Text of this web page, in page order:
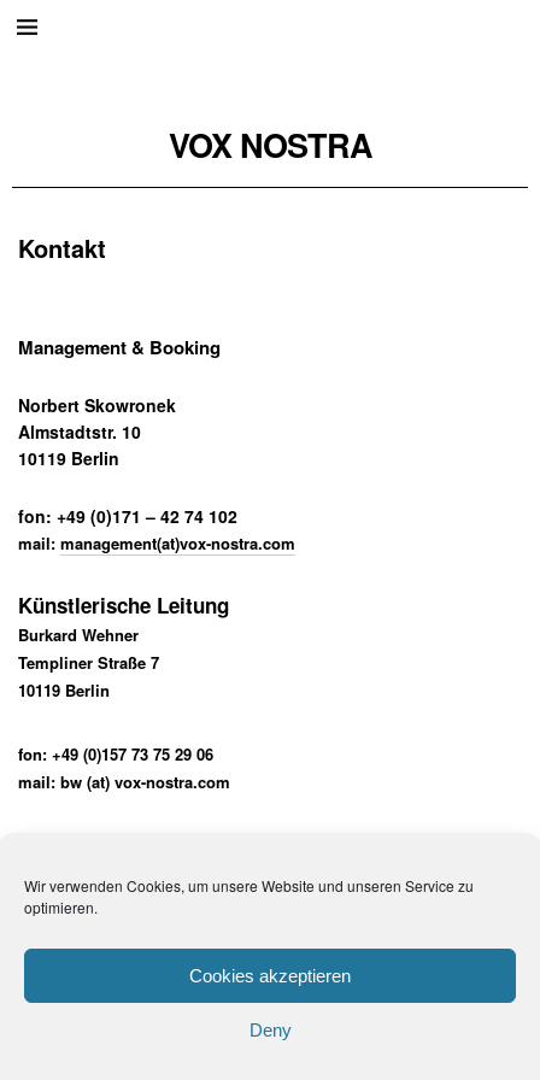
Wir verwenden Cookies, um unsere Website und unseren Service zu
optimieren.
Cookies akzeptieren
Deny
VOX NOSTRA
Kontakt
Management & Booking
Norbert Skowronek
Almstadtstr. 10
10119 Berlin
fon: +49 (0)171 – 42 74 102
mail: management(at)vox-nostra.com
Künstlerische Leitung
Burkard Wehner
Templiner Straße 7
10119 Berlin
fon: +49 (0)157 73 75 29 06
mail: bw (at) vox-nostra.com
Impressum
Datenschutzbelehrung